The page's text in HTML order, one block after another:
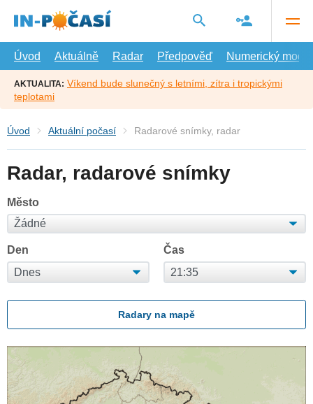
hlavní
Úvod
Aktuálně Radar Předpověď Numerický model
AKTUALITA: Víkend bude slunečný s letními, zítra i tropickými
teplotami
Úvod Aktuální počasí Radarové snímky, radar
Radar, radarové snímky
Město
Den Čas
Radary na mapě